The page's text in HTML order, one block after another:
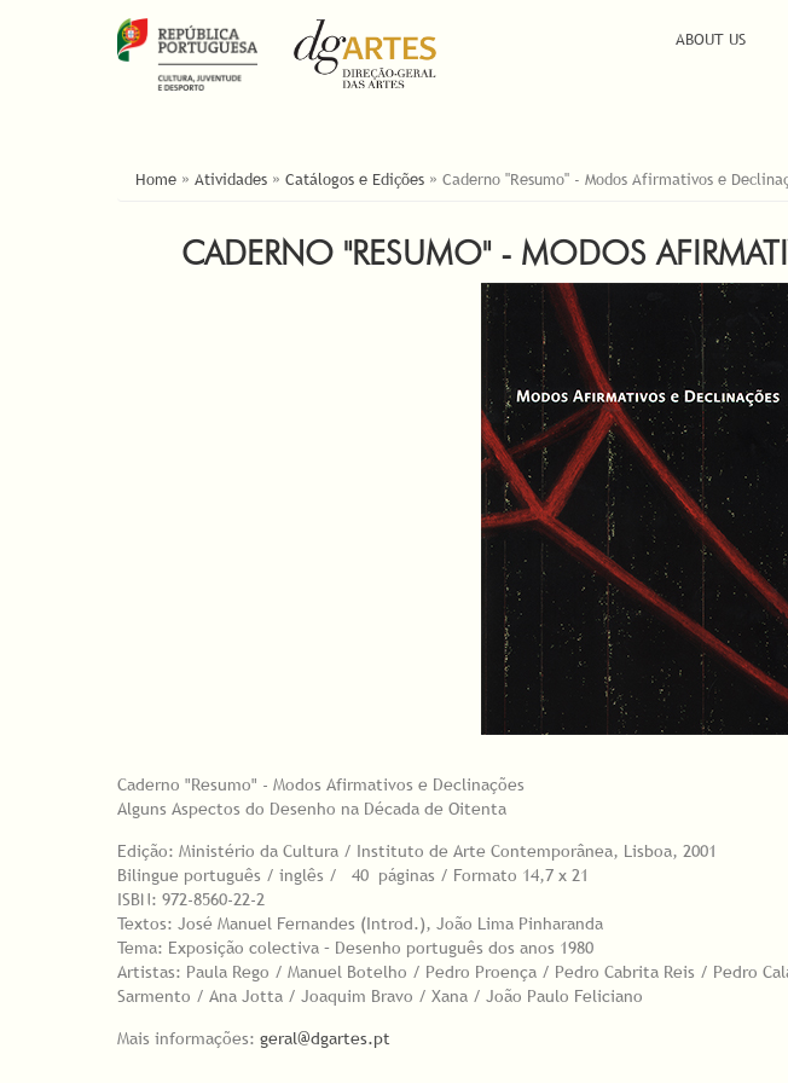
ABOUT US
YOU ARE HERE
Home » Atividades » Catálogos e Edições » Caderno "Resumo" - Modos Afirmativos e
CADERNO "RESUMO" - MODOS
Caderno "Resumo" - Modos Afirmativos e Declinações
Alguns Aspectos do Desenho na Década de Oitenta
Edição: Ministério da Cultura / Instituto de Arte Contemporânea, Lisboa, 2001
Bilingue português / inglês / 40 páginas / Formato 14,7 x 21
ISBN: 972-8560-22-2
Textos: José Manuel Fernandes (Introd.), João Lima Pinharanda
Tema: Exposição colectiva – Desenho português dos anos 1980
Artistas: Paula Rego / Manuel Botelho / Pedro Proença / Pedro Cabrita Reis / Pedro
Sarmento / Ana Jotta / Joaquim Bravo / Xana / João Paulo Feliciano
Mais informações: geral@dgartes.pt